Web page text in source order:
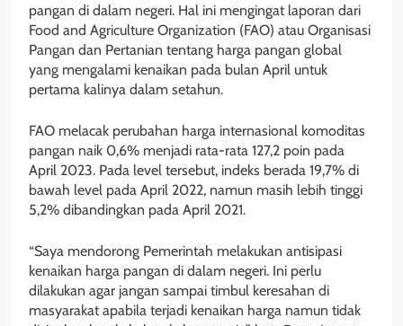
pangan di dalam negeri. Hal ini mengingat laporan dari
Food and Agriculture Organization (FAO) atau Organisasi
Pangan dan Pertanian tentang harga pangan global
yang mengalami kenaikan pada bulan April untuk
pertama kalinya dalam setahun.
FAO melacak perubahan harga internasional komoditas
pangan naik 0,6% menjadi rata-rata 127,2 poin pada
April 2023. Pada level tersebut, indeks berada 19,7% di
bawah level pada April 2022, namun masih lebih tinggi
5,2% dibandingkan pada April 2021.
“Saya mendorong Pemerintah melakukan antisipasi
kenaikan harga pangan di dalam negeri. Ini perlu
dilakukan agar jangan sampai timbul keresahan di
masyarakat apabila terjadi kenaikan harga namun tidak